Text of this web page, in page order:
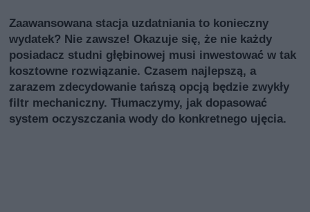
Zaawansowana stacja uzdatniania to konieczny
wydatek? Nie zawsze! Okazuje się, że nie każdy
posiadacz studni głębinowej musi inwestować w tak
kosztowne rozwiązanie. Czasem najlepszą, a
zarazem zdecydowanie tańszą opcją będzie zwykły
filtr mechaniczny. Tłumaczymy, jak dopasować
system oczyszczania wody do konkretnego ujęcia.